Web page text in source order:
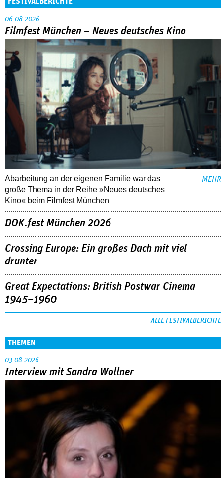
06.08.2026
Filmfest München – Neues deutsches Kino
Abarbeitung an der eigenen Familie war das
große Thema in der Reihe »Neues deutsches
Kino« beim Filmfest München.
MEHR
DOK.fest München 2026
Crossing Europe: Ein großes Dach mit viel
drunter
Great Expectations: British Postwar Cinema
1945–1960
ALLE FESTIVALBERICHTE
THEMEN
03.08.2026
Interview mit Sandra Wollner